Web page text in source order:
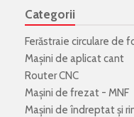
Categorii
Ferăstraie circulare de
Mașini de aplicat cant
Router CNC
Mașini de frezat - MNF
Mașini de îndreptat și